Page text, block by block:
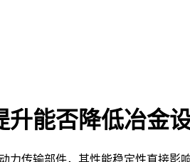
能否降低冶金
力传输部件，其性能稳定性直接